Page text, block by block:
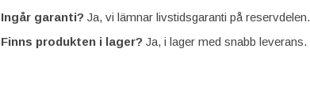
Ingår garanti? Ja, vi lämnar livstidsgaranti på reservdelen.
Finns produkten i lager? Ja, i lager med snabb leverans.